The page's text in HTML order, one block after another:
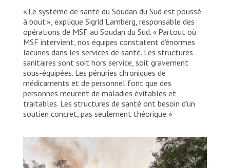
« Le système de santé du Soudan du Sud est poussé
à bout », explique Sigrid Lamberg, responsable des
opérations de MSF au Soudan du Sud. « Partout où
MSF intervient, nos équipes constatent d’énormes
lacunes dans les services de santé. Les structures
sanitaires sont soit hors service, soit gravement
sous-équipées. Les pénuries chroniques de
médicaments et de personnel font que des
personnes meurent de maladies évitables et
traitables. Les structures de santé ont besoin d’un
soutien concret, pas seulement théorique. »